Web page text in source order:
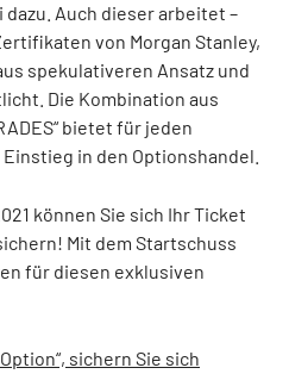
Auch dieser arbeitet –
von Morgan Stanley,
spekulativeren Ansatz und
Die Kombination aus
bietet für jeden
in den Optionshandel.
können Sie sich Ihr Ticket
Mit dem Startschuss
für diesen exklusiven
sichern Sie sich